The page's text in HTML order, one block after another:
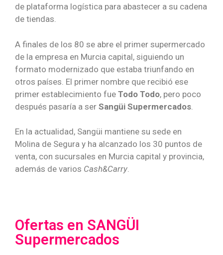
de plataforma logística para abastecer a su cadena
de tiendas.
A finales de los 80 se abre el primer supermercado
de la empresa en Murcia capital, siguiendo un
formato modernizado que estaba triunfando en
otros países. El primer nombre que recibió ese
primer establecimiento fue Todo Todo, pero poco
después pasaría a ser Sangüi Supermercados
En la actualidad, Sangüi mantiene su sede en
Molina de Segura y ha alcanzado los 30 puntos de
venta, con sucursales en Murcia capital y provincia,
además de varios Cash&Carry.
Ofertas en SANGÜI
Supermercados